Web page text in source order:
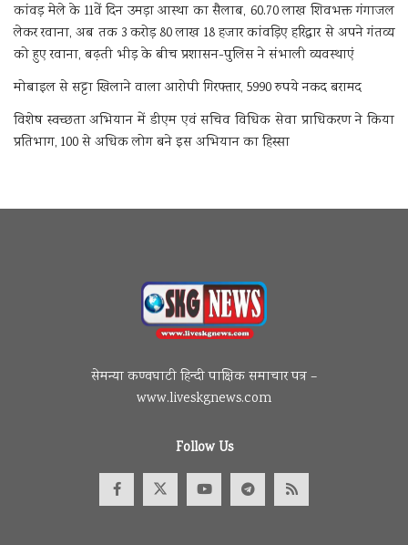
कांवड़ मेले के 11वें दिन उमड़ा आस्था का सैलाब, 60.70 लाख शिवभक्त गंगाजल
लेकर रवाना, अब तक 3 करोड़ 80 लाख 18 हजार कांवड़िए हरिद्वार से अपने गंतव्य
को हुए रवाना, बढ़ती भीड़ के बीच प्रशासन-पुलिस ने संभाली व्यवस्थाएं
मोबाइल से सट्टा खिलाने वाला आरोपी गिरफ्तार, 5990 रुपये नकद बरामद
विशेष स्वच्छता अभियान में डीएम एवं सचिव विधिक सेवा प्राधिकरण ने किया
प्रतिभाग, 100 से अधिक लोग बने इस अभियान का हिस्सा
सेमन्या कण्वघाटी हिन्दी पाक्षिक समाचार पत्र –
www.liveskgnews.com
Follow Us